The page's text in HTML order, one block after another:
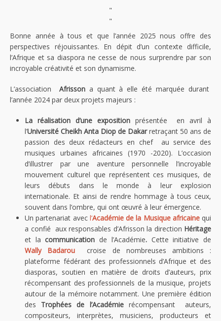
"
"
Bonne année à tous et que l’année 2025 nous offre des
perspectives réjouissantes. En dépit d’un contexte difficile,
l’Afrique et sa diaspora ne cesse de nous surprendre par son
incroyable créativité et son dynamisme.
L’association Afrisson a quant à elle été marquée durant
l’année 2024 par deux projets majeurs :
La réalisation d’une expositionprésentée en avril à
l’Université Cheikh Anta Diop de Dakarretraçant 50 ans de
passion des deux rédacteurs en chef au service des
musiques urbaines africaines (1970 -2020). L’occasion
d’illustrer par une aventure personnelle l’incroyable
mouvement culturel que représentent ces musiques, de
leurs débuts dans le monde à leur explosion
internationale. Et ainsi de rendre hommage à tous ceux,
souvent dans l’ombre, qui ont œuvré à leur émergence.
Un partenariat avec l’Académie de la Musique africainequi
a confié aux responsables d’Afrisson la direction Héritage
et la communication de l’Académie. Cette initiative de
Wally Badarou croise de nombreuses ambitions :
plateforme fédérant des professionnels d’Afrique et des
diasporas, soutien en matière de droits d’auteurs, prix
récompensant des professionnels de la musique, projets
autour de la mémoire notamment. Une première édition
des Trophées de l’Académierécompensant auteurs,
compositeurs, interprètes, musiciens, producteurs et